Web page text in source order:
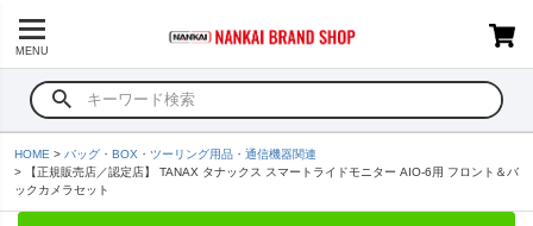
MENU
HOME
バッグ・BOX・ツーリング用品・通信機器関連
【正規販売店／認定店】 TANAX タナックス スマートライドモニター AIO-6用 フロント＆バ
ックカメラセット